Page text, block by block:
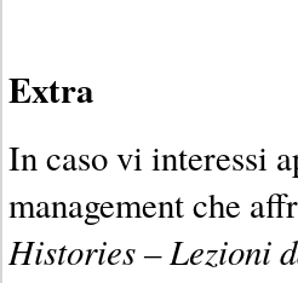
Extra
In caso vi interessi
management che
Histories – Lezioni